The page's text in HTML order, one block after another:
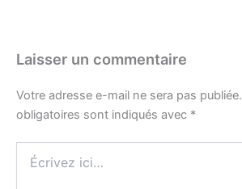
Laisser un commentaire
Votre adresse e-mail ne sera pas publiée.
obligatoires sont indiqués avec *
ici…